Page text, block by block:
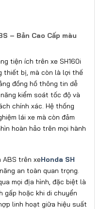
– Bản Cao Cấp màu
tiện ích trên xe SH160i
thiết bị, mà còn là lợi thế
đồng hồ thông tin dễ
kiểm soát tốc độ và
chính xác. Hệ thống
lái xe mà còn đảm
hoàn hảo trên mọi hành
ABS trên xeHonda SH
an toàn quan trọng.
mọi địa hình, đặc biệt là
gấp hoặc khi di chuyển
linh hoạt giữa hiệu suất